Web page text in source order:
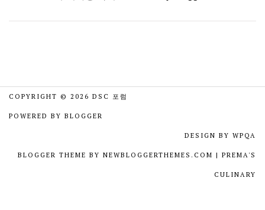
COPYRIGHT © 2026 DSC 포럼
POWERED BY BLOGGER
DESIGN BY WPQA
BLOGGER THEME BY NEWBLOGGERTHEMES.COM | PREMA'S
CULINARY